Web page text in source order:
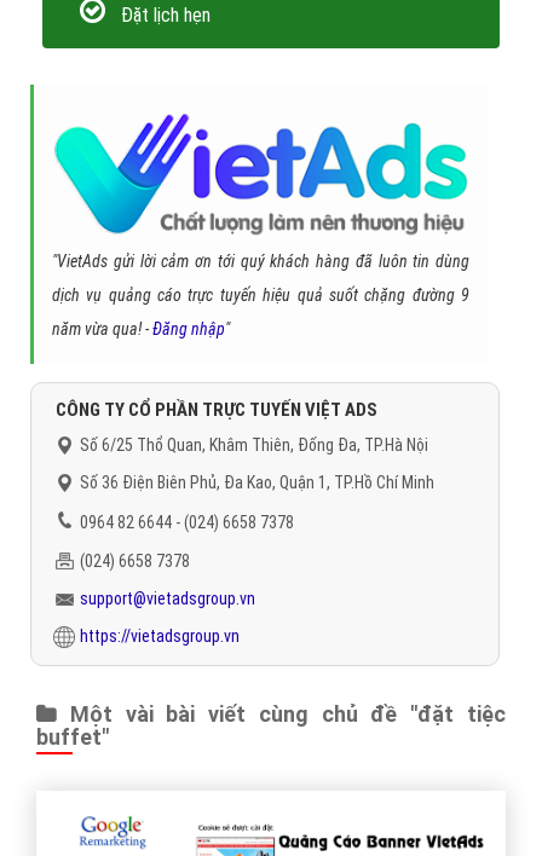
Đặt lịch hẹn
"VietAds gửi lời cảm ơn tới quý khách hàng đã luôn tin dùng
dịch vụ quảng cáo trực tuyến hiệu quả suốt chặng đường 9
năm vừa qua! -Đăng nhập"
CÔNG TY CỔ PHẦN TRỰC TUYẾN VIỆT ADS
Số 6/25 Thổ Quan, Khâm Thiên, Đống Đa, TP.Hà Nội
Số 36 Điện Biên Phủ, Đa Kao, Quận 1, TP.Hồ Chí Minh
0964 82 6644 - (024) 6658 7378
(024) 6658 7378
support@vietadsgroup.vn
https://vietadsgroup.vn
Một vài bài viết cùng chủ đề "đặt tiệc
buffet"